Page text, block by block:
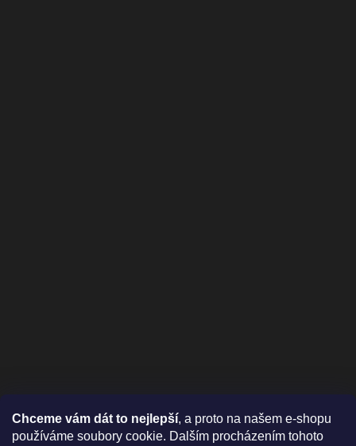
Chceme vám dát to nejlepší, a proto na našem e-shopu
používáme soubory cookie. Dalším procházením tohoto